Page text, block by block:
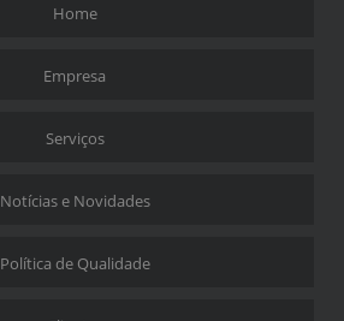
Home
Empresa
Serviços
Notícias e Novidades
Política de Qualidade